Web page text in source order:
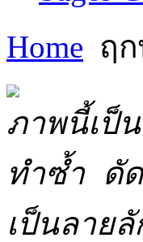
Home ฤ
ภาพนี้เป็
ทำซ้ำ ดั
เป็นลาย